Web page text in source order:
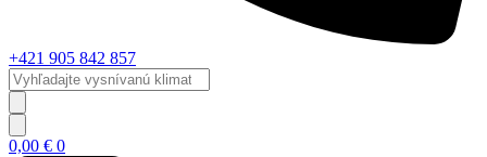
+421 905 842 857
Vyhľadajte
vysnívanú
klimatizáciu...
0,00 € 0